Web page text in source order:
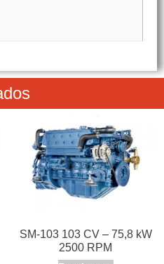
SM-103 103 CV – 75,8 kW
2500 RPM